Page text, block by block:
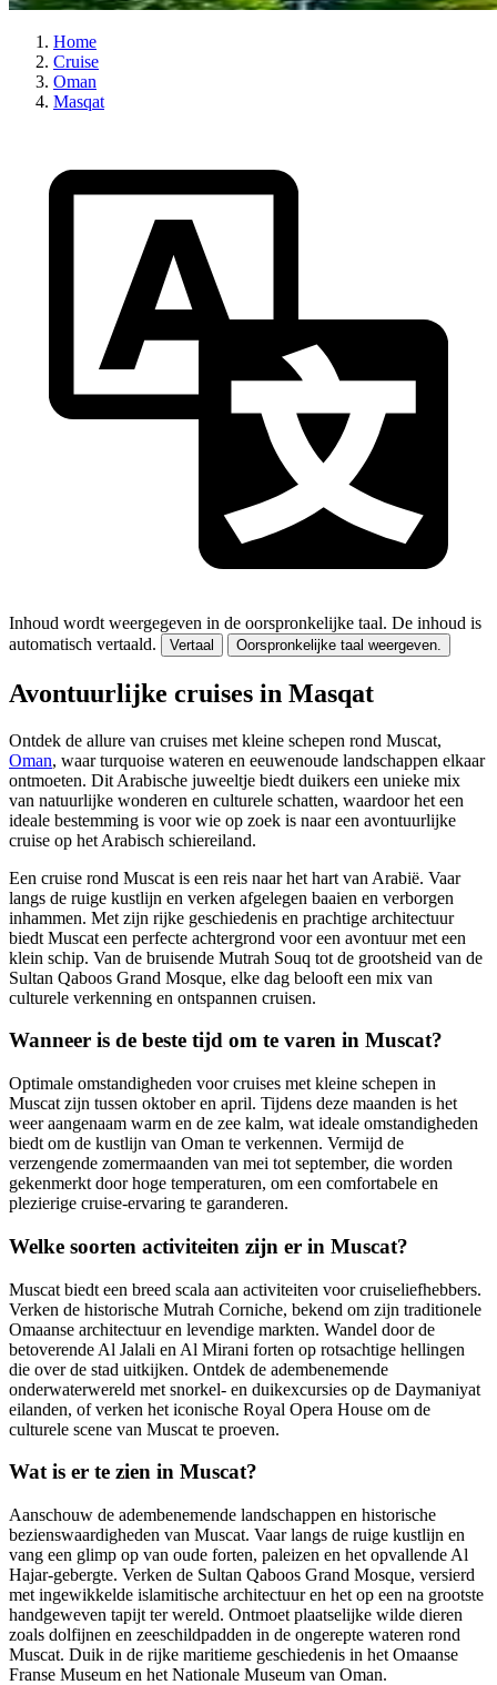
Home
Cruise
Oman
Masqat
Inhoud wordt weergegeven in de oorspronkelijke taal. De inhoud is
automatisch vertaald.
Vertaal Oorspronkelijke taal weergeven.
Avontuurlijke cruises in Masqat
Ontdek de allure van cruises met kleine schepen rond Muscat,
Oman, waar turquoise wateren en eeuwenoude landschappen elkaar
ontmoeten. Dit Arabische juweeltje biedt duikers een unieke mix
van natuurlijke wonderen en culturele schatten, waardoor het een
ideale bestemming is voor wie op zoek is naar een avontuurlijke
cruise op het Arabisch schiereiland.
Een cruise rond Muscat is een reis naar het hart van Arabië. Vaar
langs de ruige kustlijn en verken afgelegen baaien en verborgen
inhammen. Met zijn rijke geschiedenis en prachtige architectuur
biedt Muscat een perfecte achtergrond voor een avontuur met een
klein schip. Van de bruisende Mutrah Souq tot de grootsheid van de
Sultan Qaboos Grand Mosque, elke dag belooft een mix van
culturele verkenning en ontspannen cruisen.
Wanneer is de beste tijd om te varen in Muscat?
Optimale omstandigheden voor cruises met kleine schepen in
Muscat zijn tussen oktober en april. Tijdens deze maanden is het
weer aangenaam warm en de zee kalm, wat ideale omstandigheden
biedt om de kustlijn van Oman te verkennen. Vermijd de
verzengende zomermaanden van mei tot september, die worden
gekenmerkt door hoge temperaturen, om een comfortabele en
plezierige cruise-ervaring te garanderen.
Welke soorten activiteiten zijn er in Muscat?
Muscat biedt een breed scala aan activiteiten voor cruiseliefhebbers.
Verken de historische Mutrah Corniche, bekend om zijn traditionele
Omaanse architectuur en levendige markten. Wandel door de
betoverende Al Jalali en Al Mirani forten op rotsachtige hellingen
die over de stad uitkijken. Ontdek de adembenemende
onderwaterwereld met snorkel- en duikexcursies op de Daymaniyat
eilanden, of verken het iconische Royal Opera House om de
culturele scene van Muscat te proeven.
Wat is er te zien in Muscat?
Aanschouw de adembenemende landschappen en historische
bezienswaardigheden van Muscat. Vaar langs de ruige kustlijn en
vang een glimp op van oude forten, paleizen en het opvallende Al
Hajar-gebergte. Verken de Sultan Qaboos Grand Mosque, versierd
met ingewikkelde islamitische architectuur en het op een na grootste
handgeweven tapijt ter wereld. Ontmoet plaatselijke wilde dieren
zoals dolfijnen en zeeschildpadden in de ongerepte wateren rond
Muscat. Duik in de rijke maritieme geschiedenis in het Omaanse
Franse Museum en het Nationale Museum van Oman.